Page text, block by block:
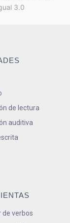
3.0
de lectura
auditiva
de verbos